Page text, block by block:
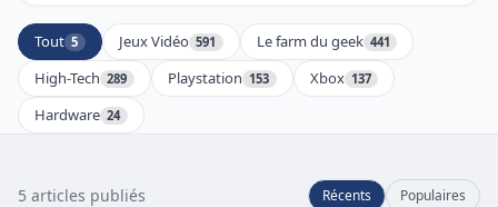
Tout 5 Jeux Vidéo 591 Le farm du geek 441
High-Tech 289 Playstation 153 Xbox 137
Hardware 24
5 articles publiés Récents Populaires